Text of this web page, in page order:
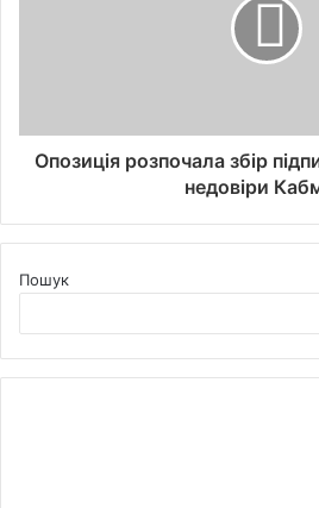
Опозиція розпочала збір
недовіри
Пошук